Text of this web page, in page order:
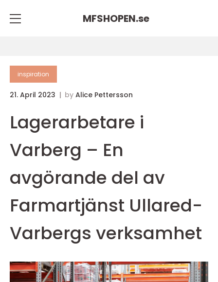
MFSHOPEN.se
inspiration
21. April 2023 by Alice Pettersson
Lagerarbetare i
Varberg – En
avgörande del av
Farmartjänst Ullared-
Varbergs verksamhet